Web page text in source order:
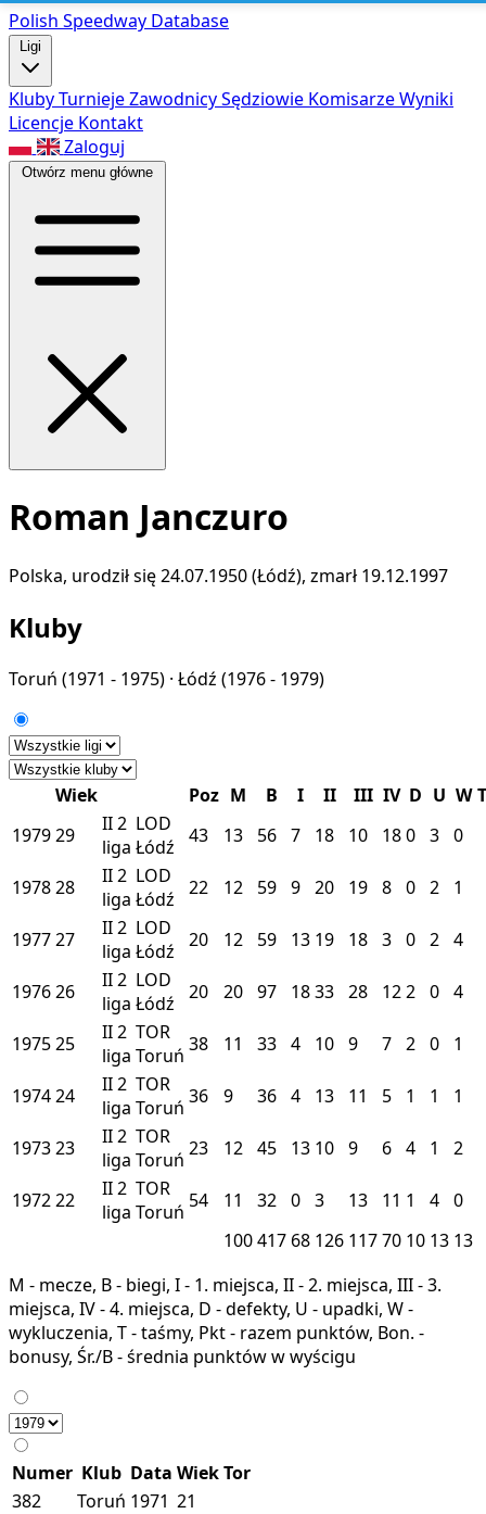
Polish Speedway Database
Ligi
KlubyTurniejeZawodnicySędziowie KomisarzeWyniki
Licencje Kontakt
Zaloguj
Otwórz menu główne
Roman Janczuro
Polska, urodził się 24.07.1950 (Łódź), zmarł 19.12.1997
Kluby
Toruń (1971 - 1975) · Łódź (1976 - 1979)
Wiek Poz M B I II III IV D U W T
197929 II2
liga
LOD
Łódź
43 13 56 7 18 10 180 3 0
197828 II2
liga
LOD
Łódź
22 12 59 9 20 19 8 0 2 1
197727 II2
liga
LOD
Łódź
20 12 59 13 19 18 3 0 2 4
197626 II2
liga
LOD
Łódź
20 20 97 1833 28 122 0 4
197525 II2
liga
TOR
Toruń 38 11 33 4 10 9 7 2 0 1
197424 II2
liga
TOR
Toruń 36 9 36 4 13 11 5 1 1 1
197323 II2
liga
TOR
Toruń 23 12 45 13 10 9 6 4 1 2
197222 II2
liga
TOR
Toruń 54 11 32 0 3 13 11 1 4 0
100417 68 126 11770 10 13 13
M - mecze, B - biegi, I - 1. miejsca, II - 2. miejsca, III - 3.
miejsca, IV - 4. miejsca, D - defekty, U - upadki, W -
wykluczenia, T - taśmy, Pkt - razem punktów, Bon. -
bonusy, Śr./B - średnia punktów w wyścigu
Numer Klub Data WiekTor
382
Toruń 1971 21